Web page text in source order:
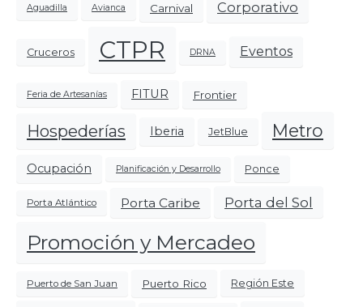
Aguadilla Avianca Carnival Corporativo
Cruceros CTPR DRNA Eventos
Feria de Artesanías FITUR Frontier
Hospederías Iberia JetBlue Metro
Ocupación Planificación y Desarrollo Ponce
Porta Atlántico Porta Caribe Porta del Sol
Promoción y Mercadeo
Puerto de San Juan Puerto Rico Región Este